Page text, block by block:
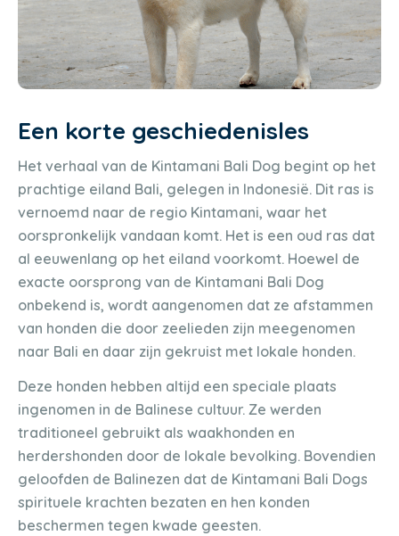
Een korte geschiedenisles
Het verhaal van de Kintamani Bali Dog begint op het
prachtige eiland Bali, gelegen in Indonesië. Dit ras is
vernoemd naar de regio Kintamani, waar het
oorspronkelijk vandaan komt. Het is een oud ras dat
al eeuwenlang op het eiland voorkomt. Hoewel de
exacte oorsprong van de Kintamani Bali Dog
onbekend is, wordt aangenomen dat ze afstammen
van honden die door zeelieden zijn meegenomen
naar Bali en daar zijn gekruist met lokale honden.
Deze honden hebben altijd een speciale plaats
ingenomen in de Balinese cultuur. Ze werden
traditioneel gebruikt als waakhonden en
herdershonden door de lokale bevolking. Bovendien
geloofden de Balinezen dat de Kintamani Bali Dogs
spirituele krachten bezaten en hen konden
beschermen tegen kwade geesten.